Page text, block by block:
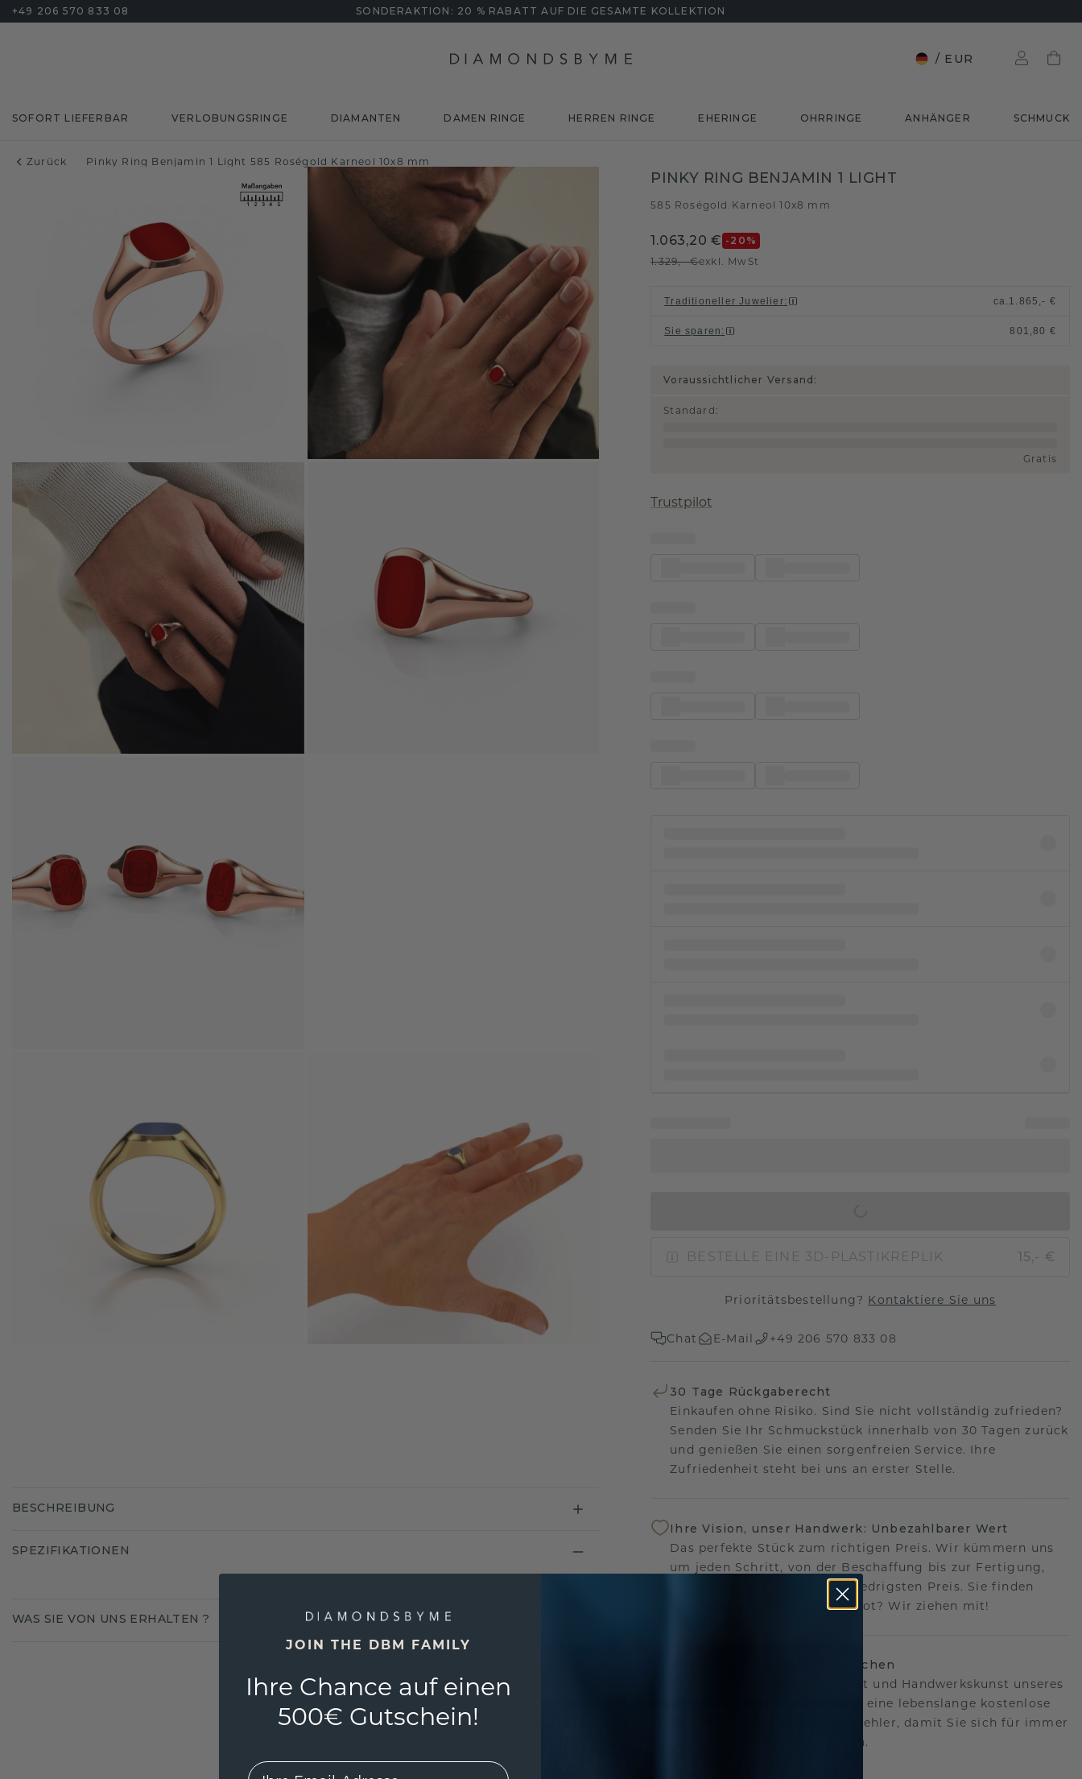
+49 206 570 833 08 SONDERAKTION: 20 % RABATT AUF DIE GESAMTE KOLLEKTION
/ EUR
SOFORT LIEFERBAR VERLOBUNGSRINGE DIAMANTEN DAMEN RINGE HERREN RINGE EHERINGE OHRRINGE ANHÄNGER SCHMUCK
Zurück Pinky Ring Benjamin 1 Light 585 Roségold Karneol 10x8 mm
PINKY RING BENJAMIN 1 LIGHT
585 Roségold Karneol 10x8 mm
1.063,20 € -20 %
1.329,- €exkl. MwSt
Traditioneller Juwelier: ca. 1.865,- €
Sie sparen : 801,80 €
Voraussichtlicher Versand:
Standard :
Gratis
Trustpilot
BESTELLE EINE 3D-PLASTIKREPLIK 15,- €
Prioritätsbestellung? Kontaktiere Sie uns
Chat E-Mail +49 206 570 833 08
30 Tage Rückgaberecht
Einkaufen ohne Risiko. Sind Sie nicht vollständig zufrieden?
Senden Sie Ihr Schmuckstück innerhalb von 30 Tagen zurück
und genießen Sie einen sorgenfreien Service. Ihre
Zufriedenheit steht bei uns an erster Stelle.
Ihre Vision, unser Handwerk: Unbezahlbarer Wert
Das perfekte Stück zum richtigen Preis. Wir kümmern uns
um jeden Schritt, von der Beschaffung bis zur Fertigung,
und garantieren Ihnen den niedrigsten Preis. Sie finden
anderswo ein besseres Angebot? Wir ziehen mit!
Unser lebenslanges Versprechen
Wir stehen hinter der Qualität und Handwerkskunst unseres
Schmucks.Deshalb bieten wir eine lebenslange kostenlose
Garantie gegen Herstellungsfehler, damit Sie sich für immer
keine Sorgen machen müssen.
BESCHREIBUNG
SPEZIFIKATIONEN
WAS SIE VON UNS ERHALTEN ?
JOIN THE DBM FAMILY
Ihre Chance auf einen
500€ Gutschein!
EMail